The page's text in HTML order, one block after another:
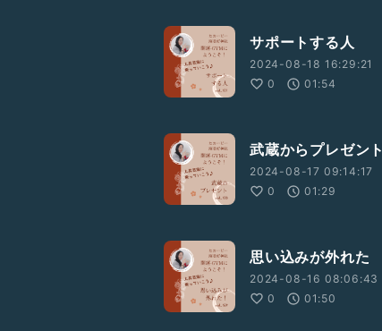
サポートする人
2024-08-18 16:29:21
0
01:54
武蔵からプレゼント
2024-08-17 09:14:17
0
01:29
思い込みが外れた
2024-08-16 08:06:43
0
01:50